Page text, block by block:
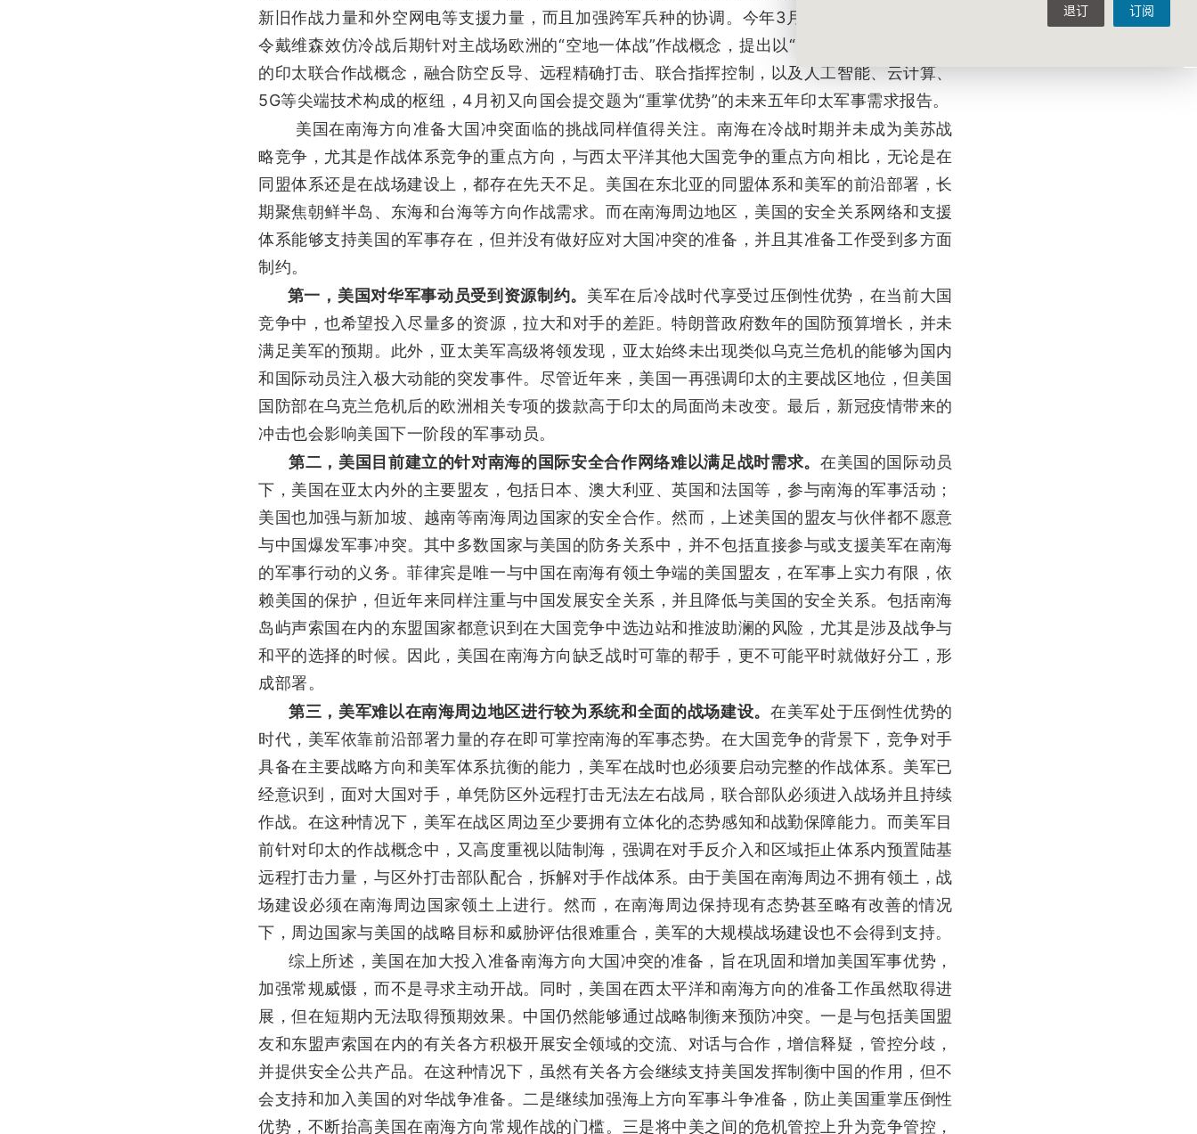
新旧作战力量和外空网电等支援力量，而且加强跨军兵种的协调。今年3月，美军印太司令部司
令戴维森效仿冷战后期针对主战场欧洲的“空地一体战”作战概念，提出以“联合火力网络”为核心
的印太联合作战概念，融合防空反导、远程精确打击、联合指挥控制，以及人工智能、云计算、
5G等尖端技术构成的枢纽，4月初又向国会提交题为“重掌优势”的未来五年印太军事需求报告。
美国在南海方向准备大国冲突面临的挑战同样值得关注。南海在冷战时期并未成为美苏战
略竞争，尤其是作战体系竞争的重点方向，与西太平洋其他大国竞争的重点方向相比，无论是在
同盟体系还是在战场建设上，都存在先天不足。美国在东北亚的同盟体系和美军的前沿部署，长
期聚焦朝鲜半岛、东海和台海等方向作战需求。而在南海周边地区，美国的安全关系网络和支援
体系能够支持美国的军事存在，但并没有做好应对大国冲突的准备，并且其准备工作受到多方面
制约。
第一，美国对华军事动员受到资源制约。 美军在后冷战时代享受过压倒性优势，在当前大国
竞争中，也希望投入尽量多的资源，拉大和对手的差距。特朗普政府数年的国防预算增长，并未
满足美军的预期。此外，亚太美军高级将领发现，亚太始终未出现类似乌克兰危机的能够为国内
和国际动员注入极大动能的突发事件。尽管近年来，美国一再强调印太的主要战区地位，但美国
国防部在乌克兰危机后的欧洲相关专项的拨款高于印太的局面尚未改变。最后，新冠疫情带来的
冲击也会影响美国下一阶段的军事动员。
第二，美国目前建立的针对南海的国际安全合作网络难以满足战时需求。 在美国的国际动员
下，美国在亚太内外的主要盟友，包括日本、澳大利亚、英国和法国等，参与南海的军事活动；
美国也加强与新加坡、越南等南海周边国家的安全合作。然而，上述美国的盟友与伙伴都不愿意
与中国爆发军事冲突。其中多数国家与美国的防务关系中，并不包括直接参与或支援美军在南海
的军事行动的义务。菲律宾是唯一与中国在南海有领土争端的美国盟友，在军事上实力有限，依
赖美国的保护，但近年来同样注重与中国发展安全关系，并且降低与美国的安全关系。包括南海
岛屿声索国在内的东盟国家都意识到在大国竞争中选边站和推波助澜的风险，尤其是涉及战争与
和平的选择的时候。因此，美国在南海方向缺乏战时可靠的帮手，更不可能平时就做好分工，形
成部署。
第三，美军难以在南海周边地区进行较为系统和全面的战场建设。 在美军处于压倒性优势的
时代，美军依靠前沿部署力量的存在即可掌控南海的军事态势。在大国竞争的背景下，竞争对手
具备在主要战略方向和美军体系抗衡的能力，美军在战时也必须要启动完整的作战体系。美军已
经意识到，面对大国对手，单凭防区外远程打击无法左右战局，联合部队必须进入战场并且持续
作战。在这种情况下，美军在战区周边至少要拥有立体化的态势感知和战勤保障能力。而美军目
前针对印太的作战概念中，又高度重视以陆制海，强调在对手反介入和区域拒止体系内预置陆基
远程打击力量，与区外打击部队配合，拆解对手作战体系。由于美国在南海周边不拥有领土，战
场建设必须在南海周边国家领土上进行。然而，在南海周边保持现有态势甚至略有改善的情况
下，周边国家与美国的战略目标和威胁评估很难重合，美军的大规模战场建设也不会得到支持。
综上所述，美国在加大投入准备南海方向大国冲突的准备，旨在巩固和增加美国军事优势，
加强常规威慑，而不是寻求主动开战。同时，美国在西太平洋和南海方向的准备工作虽然取得进
展，但在短期内无法取得预期效果。中国仍然能够通过战略制衡来预防冲突。一是与包括美国盟
友和东盟声索国在内的有关各方积极开展安全领域的交流、对话与合作，增信释疑，管控分歧，
并提供安全公共产品。在这种情况下，虽然有关各方会继续支持美国发挥制衡中国的作用，但不
会支持和加入美国的对华战争准备。二是继续加强海上方向军事斗争准备，防止美国重掌压倒性
优势，不断抬高美国在南海方向常规作战的门槛。三是将中美之间的危机管控上升为竞争管控，
订阅
退订